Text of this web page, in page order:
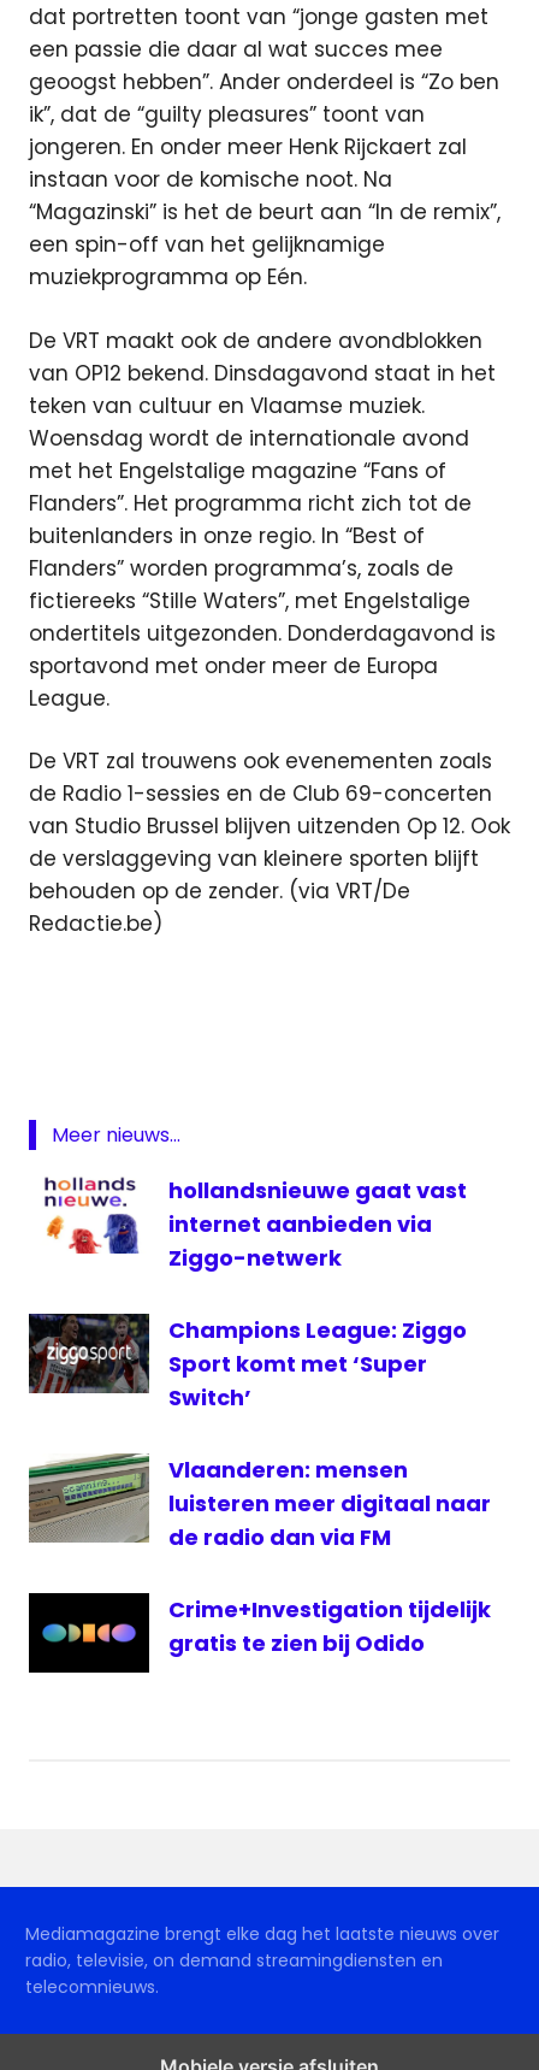
dat portretten toont van “jonge gasten met
een passie die daar al wat succes mee
geoogst hebben”. Ander onderdeel is “Zo ben
ik”, dat de “guilty pleasures” toont van
jongeren. En onder meer Henk Rijckaert zal
instaan voor de komische noot. Na
“Magazinski” is het de beurt aan “In de remix”,
een spin-off van het gelijknamige
muziekprogramma op Eén.
De VRT maakt ook de andere avondblokken
van OP12 bekend. Dinsdagavond staat in het
teken van cultuur en Vlaamse muziek.
Woensdag wordt de internationale avond
met het Engelstalige magazine “Fans of
Flanders”. Het programma richt zich tot de
buitenlanders in onze regio. In “Best of
Flanders” worden programma’s, zoals de
fictiereeks “Stille Waters”, met Engelstalige
ondertitels uitgezonden. Donderdagavond is
sportavond met onder meer de Europa
League.
De VRT zal trouwens ook evenementen zoals
de Radio 1-sessies en de Club 69-concerten
van Studio Brussel blijven uitzenden Op 12. Ook
de verslaggeving van kleinere sporten blijft
behouden op de zender. (via VRT/De
Redactie.be)
Vlaanderen
VRT
Meer nieuws...
hollandsnieuwe gaat vast
internet aanbieden via
Ziggo-netwerk
Champions League: Ziggo
Sport komt met ‘Super
Switch’
Vlaanderen: mensen
luisteren meer digitaal naar
de radio dan via FM
Crime+Investigation tijdelijk
gratis te zien bij Odido
Mediamagazine brengt elke dag het laatste nieuws over
radio, televisie, on demand streamingdiensten en
telecomnieuws.